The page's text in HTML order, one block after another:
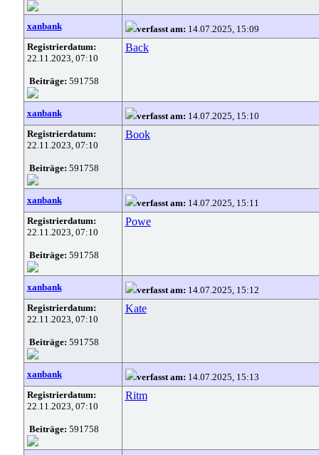
xanbank verfasst am: 14.07.2025, 15:09
Registrierdatum:
22.11.2023, 07:10
Beiträge: 591758
Back
xanbank verfasst am: 14.07.2025, 15:10
Registrierdatum:
22.11.2023, 07:10
Beiträge: 591758
Book
xanbank verfasst am: 14.07.2025, 15:11
Registrierdatum:
22.11.2023, 07:10
Beiträge: 591758
Powe
xanbank verfasst am: 14.07.2025, 15:12
Registrierdatum:
22.11.2023, 07:10
Beiträge: 591758
Kate
xanbank verfasst am: 14.07.2025, 15:13
Registrierdatum:
22.11.2023, 07:10
Beiträge: 591758
Ritm